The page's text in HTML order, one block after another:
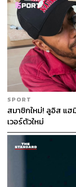
SPORT
สมาชิกใหม่! ลูอิส แฮ
เวอร์ตัวใหม่